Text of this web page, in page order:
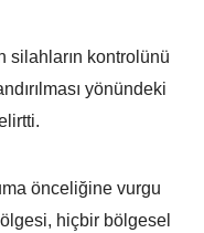
silahların kontrolünü
yönündeki
önceliğine vurgu
hiçbir bölgesel